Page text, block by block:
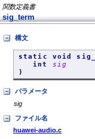
関数定義書
sig_term
構文
static void
int sig
)
パラメータ
sig
ファイル名
huawei-audio.c